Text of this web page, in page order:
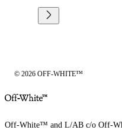
© 2026 OFF-WHITE™
Off-White™ and L/AB c/o Off-